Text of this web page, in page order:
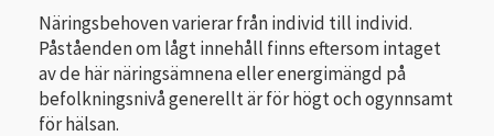
Näringsbehoven varierar från individ till individ.
Påståenden om lågt innehåll finns eftersom intaget
av de här näringsämnena eller energimängd på
befolkningsnivå generellt är för högt och ogynnsamt
för hälsan.